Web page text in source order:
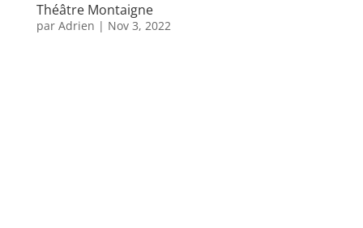
Théâtre Montaigne
par Adrien | Nov 3, 2022